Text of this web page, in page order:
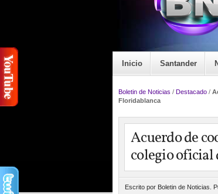
Inicio Santander
Boletin de Noticias / Destacado /
Floridablanca
Acuerdo de
colegio oficial
Escrito por Boletin de Noticias.